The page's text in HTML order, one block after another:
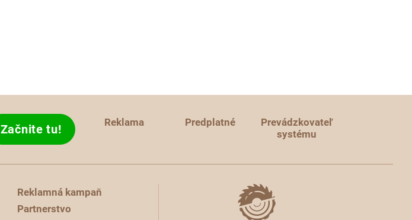
Začnite tu! Reklama Predplatné
Prevádzkovateľ
systému
Reklamná kampaň
Partnerstvo